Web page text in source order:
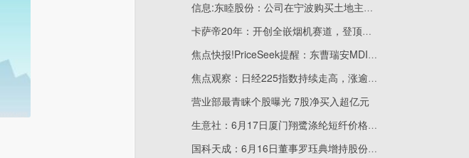
信息:东睦股份：公司在宁波购买土地主要生产公司新科技产品
卡萨帝20年：开创全嵌烟机赛道，登顶高端销量榜首
焦点快报!PriceSeek提醒：东曹瑞安MDI装置7月底将停机检修1个月
焦点观察：日经225指数持续走高，涨逾2%
营业部最青睐个股曝光 7股净买入超亿元
生意社：6月17日厦门翔鹭涤纶短纤价格下调
国科天成：6月16日董事罗珏典增持股份合计28.72万股